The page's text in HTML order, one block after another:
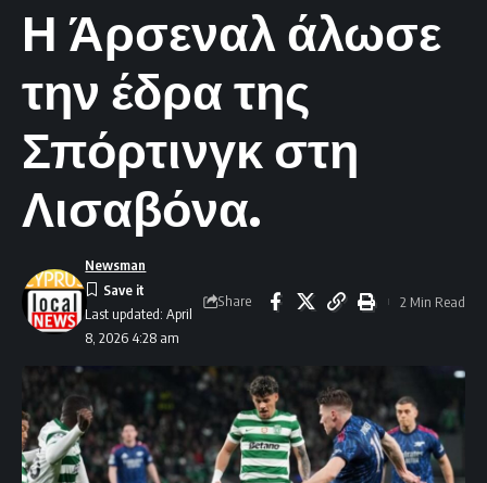
Η Άρσεναλ άλωσε
την έδρα της
Σπόρτινγκ στη
Λισαβόνα.
Last updated: April
8, 2026 4:28 am
Newsman
Share 2 Min Read